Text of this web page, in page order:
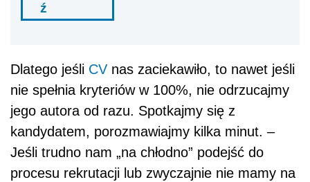
ź
Dlatego jeśli CV nas zaciekawiło, to nawet jeśli
nie spełnia kryteriów w 100%, nie odrzucajmy
jego autora od razu. Spotkajmy się z
kandydatem, porozmawiajmy kilka minut. –
Jeśli trudno nam „na chłodno” podejść do
procesu rekrutacji lub zwyczajnie nie mamy na